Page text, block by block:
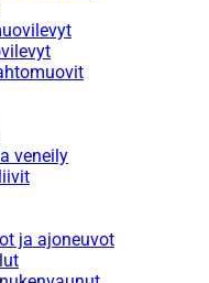
veneily
ja ajoneuvot